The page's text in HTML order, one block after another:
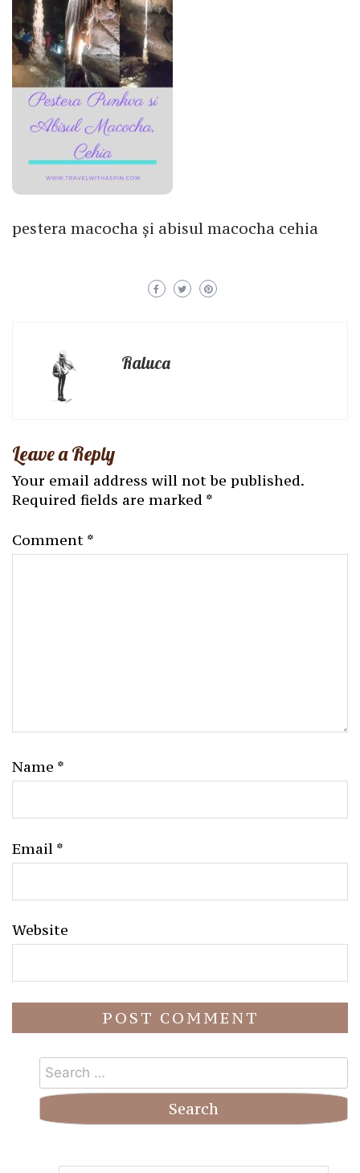
pestera macocha și abisul macocha cehia
Raluca
Leave a Reply
Your email address will not be published.
Required fields are marked *
Comment *
Name *
Email *
Website
Search
for: